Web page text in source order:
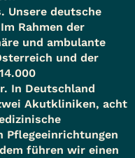
Unsere deutsche
Rahmen der
und ambulante
und der
In Deutschland
Akutkliniken, acht
Pflegeeinrichtungen
führen wir einen